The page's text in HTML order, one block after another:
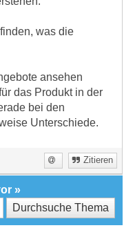
was die
ansehen
das Produkt in der
bei den
Unterschiede.
Zitieren
»